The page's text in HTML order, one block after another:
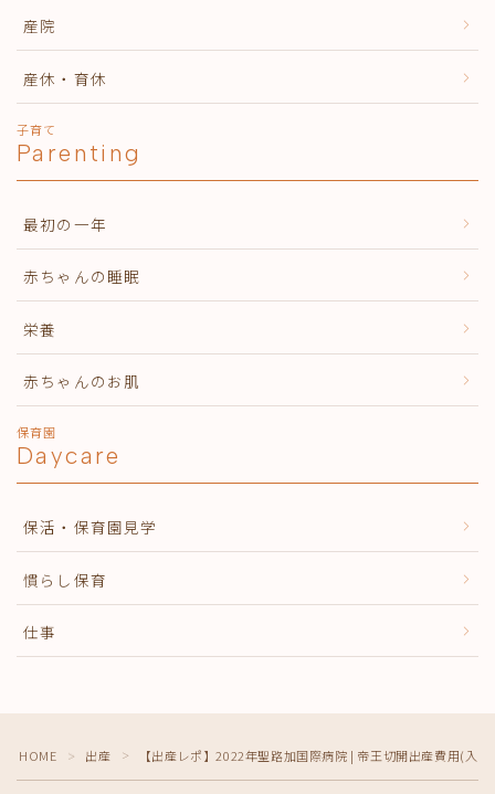
産院
産休・育休
子育て
Parenting
最初の一年
赤ちゃんの睡眠
栄養
赤ちゃんのお肌
保育園
Daycare
保活・保育園見学
慣らし保育
仕事
HOME ＞ 出産 ＞ 【出産レポ】2022年聖路加国際病院 | 帝王切開出産費用(入